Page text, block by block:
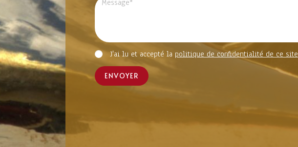
J'ai lu et accepté la politique de confidentialité de ce site
ENVOYER